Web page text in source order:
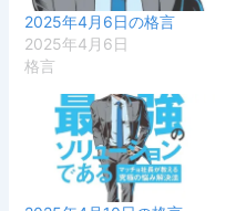
2025年4月6日の格言
2025年4月6日
格言